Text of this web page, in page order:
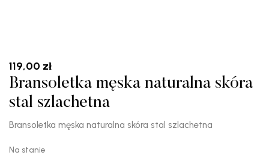
119,00 zł
Bransoletka męska naturalna skóra
stal szlachetna
Bransoletka męska naturalna skóra stal szlachetna
Na stanie